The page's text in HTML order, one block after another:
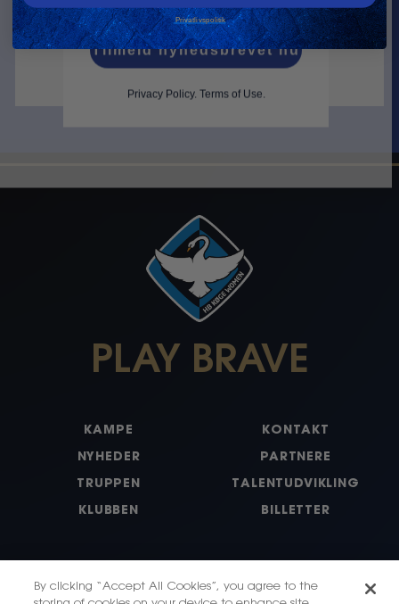
Tilmeld nyhedsbrevet nu
Privacy Policy. Terms of Use.
Tilmeld nyhedsbrevet nu
PLAY BRAVE
KAMPE
NYHEDER
TRUPPEN
KLUBBEN
KONTAKT
PARTNERE
TALENTUDVIKLING
BILLETTER
By clicking “Accept All Cookies”, you agree to the
Privatlivspolitik